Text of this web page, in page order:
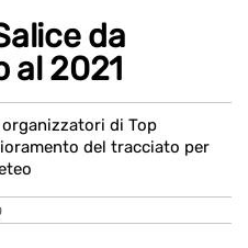
da
al 2021
di Top
del tracciato per